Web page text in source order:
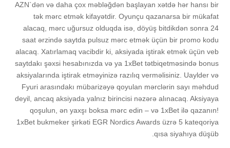
AZN`dən və daha çox məbləğdən başlayan xətdə hər hansı bir
tək mərc etmək kifayətdir. Oyunçu qazanarsa bir mükafat
alacaq, mərc uğursuz olduqda isə, döyüş bitdikdən sonra 24
saat ərzində saytda pulsuz mərc etmək üçün bir promo kodu
alacaq. Xatırlamaq vacibdir ki, aksiyada iştirak etmək üçün veb
saytdakı şəxsi hesabınızda və ya 1xBet tətbiqetməsində bonus
aksiyalarında iştirak etməyinizə razılıq verməlisiniz. Uaylder və
Fyuri arasındakı mübarizəyə qoyulan mərclərin sayı məhdud
deyil, ancaq aksiyada yalnız birincisi nəzərə alınacaq. Aksiyaya
qoşulun, ən yaxşı boksa mərc edin – və 1xBet ilə qazanın!
1xBet bukmeker şirkəti EGR Nordics Awards üzrə 5 kateqoriya
qısa siyahıya düşüb.